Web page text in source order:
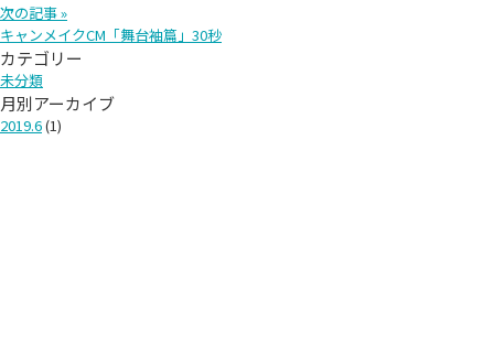
ア
プ
リ
DL
Ver
30
秒
は
次の記事 »
キャンメイクCM「舞台袖篇」30秒
カテゴリー
未分類
月別アーカイブ
2019.6(1)